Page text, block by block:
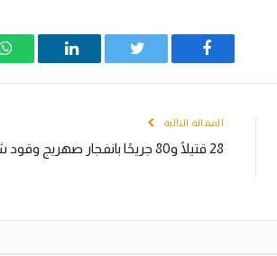
Facebook
LinkedIn
المقالة التالية
28 قتيلًا و80 جريحًا بانفجار صهريج وقود شمالي لبنان